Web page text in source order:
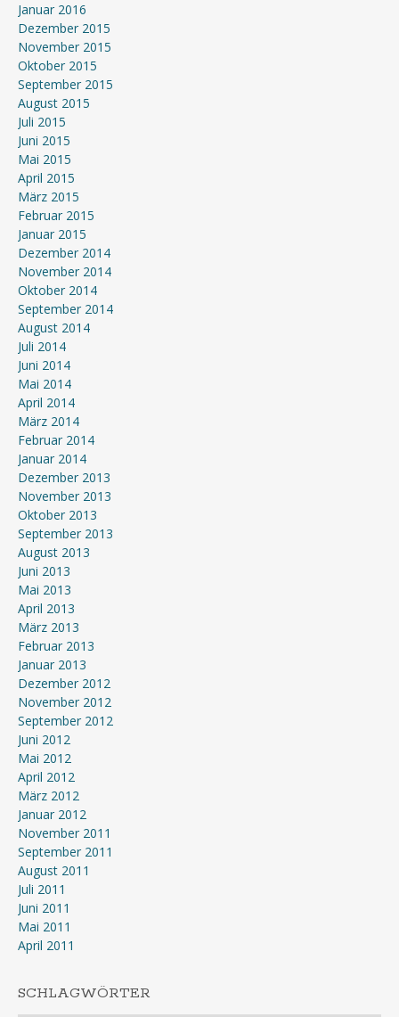
Januar 2016
Dezember 2015
November 2015
Oktober 2015
September 2015
August 2015
Juli 2015
Juni 2015
Mai 2015
April 2015
März 2015
Februar 2015
Januar 2015
Dezember 2014
November 2014
Oktober 2014
September 2014
August 2014
Juli 2014
Juni 2014
Mai 2014
April 2014
März 2014
Februar 2014
Januar 2014
Dezember 2013
November 2013
Oktober 2013
September 2013
August 2013
Juni 2013
Mai 2013
April 2013
März 2013
Februar 2013
Januar 2013
Dezember 2012
November 2012
September 2012
Juni 2012
Mai 2012
April 2012
März 2012
Januar 2012
November 2011
September 2011
August 2011
Juli 2011
Juni 2011
Mai 2011
April 2011
SCHLAGWÖRTER